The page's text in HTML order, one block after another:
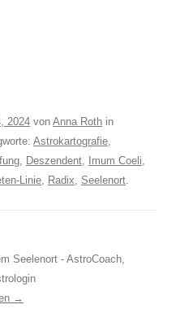
2024 von Anna Roth in
Astrokartografie,
, Deszendent, Imum Coeli,
Linie, Radix, Seelenort.
Seelenort - AstroCoach,
→